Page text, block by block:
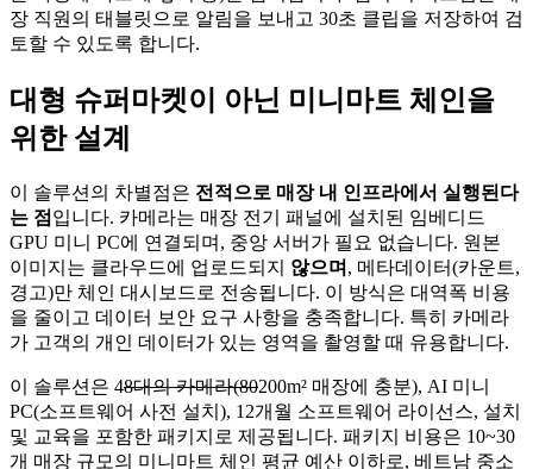
장 직원의 태블릿으로 알림을 보내고 30초 클립을 저장하여 검
토할 수 있도록 합니다.
대형 슈퍼마켓이 아닌 미니마트 체인을
위한 설계
이 솔루션의 차별점은 전적으로 매장 내 인프라에서 실행된다
는 점 입니다. 카메라는 매장 전기 패널에 설치된 임베디드
GPU 미니 PC에 연결되며, 중앙 서버가 필요 없습니다. 원본
이미지는 클라우드에 업로드되지 않으며 , 메타데이터(카운트,
경고)만 체인 대시보드로 전송됩니다. 이 방식은 대역폭 비용
을 줄이고 데이터 보안 요구 사항을 충족합니다. 특히 카메라
가 고객의 개인 데이터가 있는 영역을 촬영할 때 유용합니다.
이 솔루션은 48대의 카메라(80200m² 매장에 충분), AI 미니
PC(소프트웨어 사전 설치), 12개월 소프트웨어 라이선스, 설치
및 교육을 포함한 패키지로 제공됩니다. 패키지 비용은 10~30
개 매장 규모의 미니마트 체인 평균 예산 이하로, 베트남 중소